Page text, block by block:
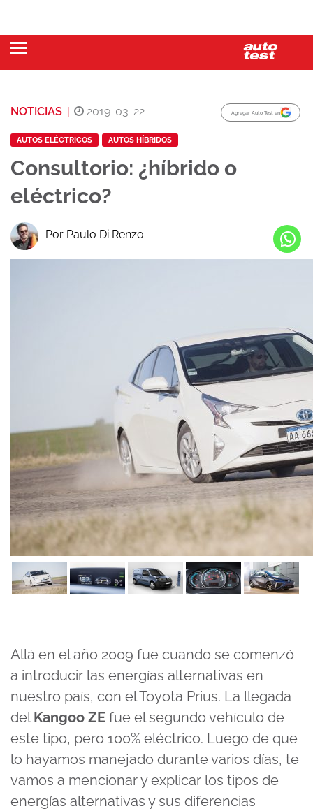
NOTICIAS | 2019-03-22 Agregar Auto Test en
AUTOS ELÉCTRICOS AUTOS HÍBRIDOS
Consultorio: ¿híbrido o
eléctrico?
Por Paulo Di Renzo
Allá en el año 2009 fue cuando se comenzó
a introducir las energías alternativas en
nuestro país, con el Toyota Prius. La llegada
delKangoo ZE fue el segundo vehículo de
este tipo, pero 100% eléctrico. Luego de que
lo hayamos manejado durante varios días, te
vamos a mencionar y explicar los tipos de
energías alternativas y sus diferencias